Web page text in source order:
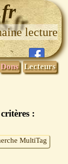
lecture
Dons Lecteurs
:
MultiTag